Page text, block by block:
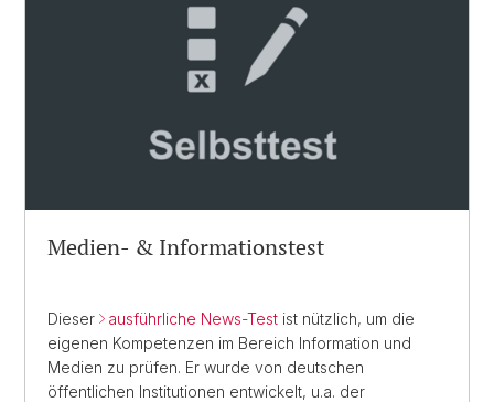
Medien- & Informationstest
Dieser ausführliche News-Test ist nützlich, um die
eigenen Kompetenzen im Bereich Information und
Medien zu prüfen. Er wurde von deutschen
öffentlichen Institutionen entwickelt, u.a. der